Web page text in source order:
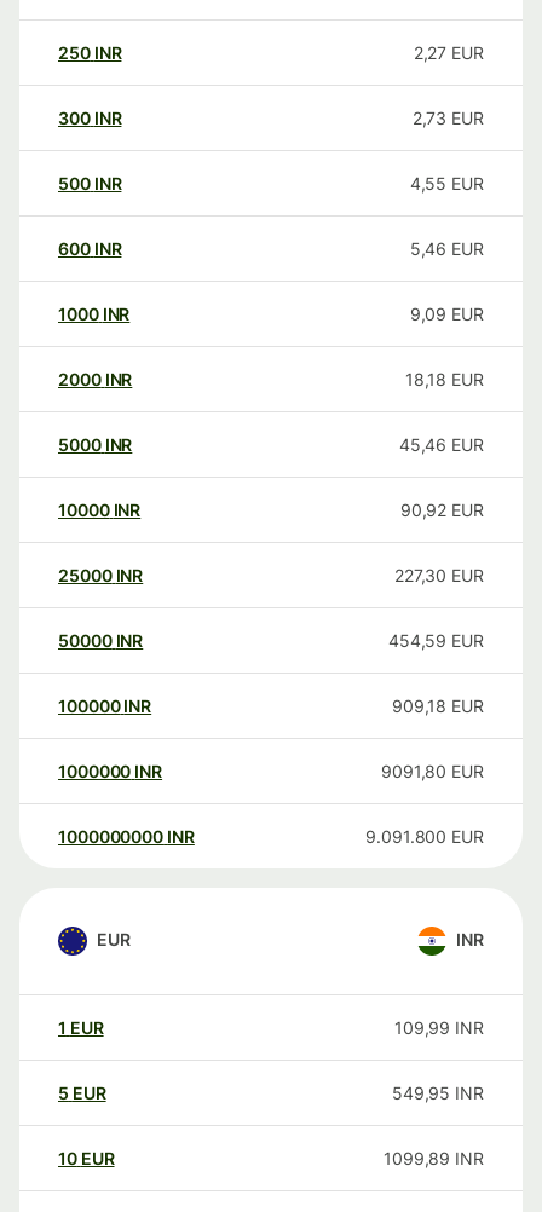
250 INR 2,27 EUR
300 INR 2,73 EUR
500 INR 4,55 EUR
600 INR 5,46 EUR
1000 INR 9,09 EUR
2000 INR 18,18 EUR
5000 INR 45,46 EUR
10000 INR 90,92 EUR
25000 INR 227,30 EUR
50000 INR 454,59 EUR
100000 INR 909,18 EUR
1000000 INR 9091,80 EUR
1000000000 INR 9.091.800 EUR
EUR INR
1 EUR 109,99 INR
5 EUR 549,95 INR
10 EUR 1099,89 INR